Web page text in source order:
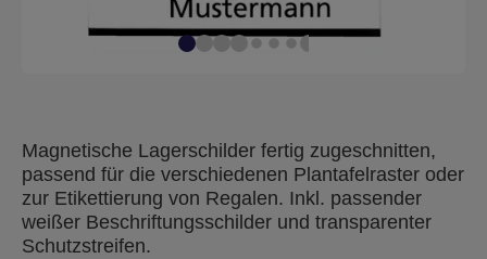
Magnetische Lagerschilder fertig zugeschnitten,
passend für die verschiedenen Plantafelraster oder
zur Etikettierung von Regalen. Inkl. passender
weißer Beschriftungsschilder und transparenter
Schutzstreifen.